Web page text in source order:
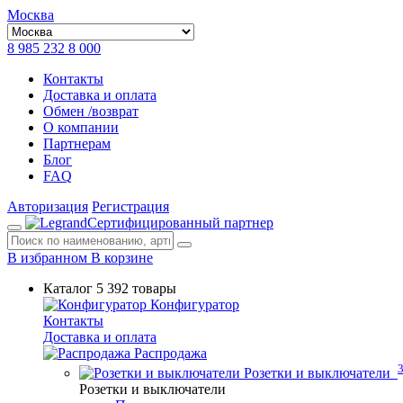
Москва
8 985 232 8 000
Контакты
Доставка и оплата
Обмен /возврат
О компании
Партнерам
Блог
FAQ
Авторизация Регистрация
Сертифицированный партнер
В избранном В корзине
Каталог 5 392 товары
Конфигуратор
Контакты
Доставка и оплата
Распродажа
Розетки и выключатели
Розетки и выключатели